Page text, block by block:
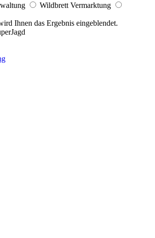
Wildbrett Vermarktung
Ihnen das Ergebnis eingeblendet.